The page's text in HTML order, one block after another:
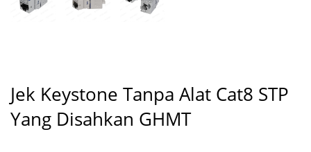
Jek Keystone Tanpa Alat Cat8 STP
Yang Disahkan GHMT